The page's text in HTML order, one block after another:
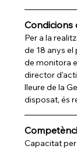
Condicions
Per a la
de 18 anys el
de monitora
director
lleure de la
disposat, és
Capacitat